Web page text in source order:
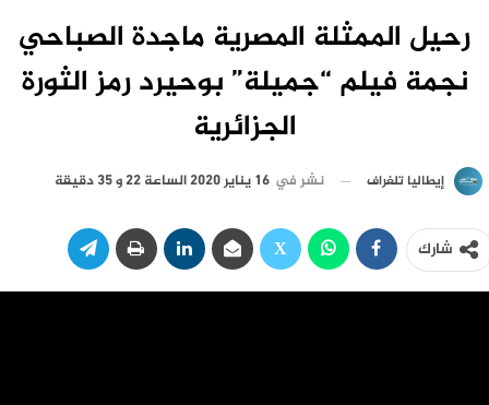
رحيل الممثلة المصرية ماجدة الصباحي
نجمة فيلم “جميلة” بوحيرد رمز الثورة
الجزائرية
إيطاليا تلغراف نشر في 16 يناير 2020 الساعة 22 و 35 دقيقة
شارك